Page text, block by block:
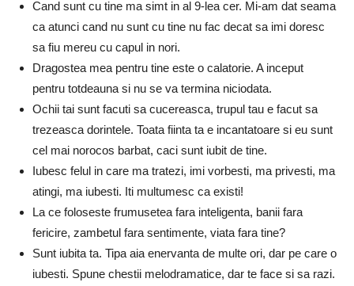
Cand sunt cu tine ma simt in al 9-lea cer. Mi-am dat seama
ca atunci cand nu sunt cu tine nu fac decat sa imi doresc
sa fiu mereu cu capul in nori.
Dragostea mea pentru tine este o calatorie. A inceput
pentru totdeauna si nu se va termina niciodata.
Ochii tai sunt facuti sa cucereasca, trupul tau e facut sa
trezeasca dorintele. Toata fiinta ta e incantatoare si eu sunt
cel mai norocos barbat, caci sunt iubit de tine.
Iubesc felul in care ma tratezi, imi vorbesti, ma privesti, ma
atingi, ma iubesti. Iti multumesc ca existi!
La ce foloseste frumusetea fara inteligenta, banii fara
fericire, zambetul fara sentimente, viata fara tine?
Sunt iubita ta. Tipa aia enervanta de multe ori, dar pe care o
iubesti. Spune chestii melodramatice, dar te face si sa razi.